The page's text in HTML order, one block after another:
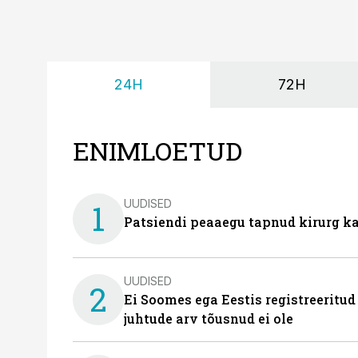
24H 72H
ENIMLOETUD
1 UUDISED
Patsiendi peaaegu tapnud kirurg
2 UUDISED
Ei Soomes ega Eestis
juhtude arv tõusnud ei ole